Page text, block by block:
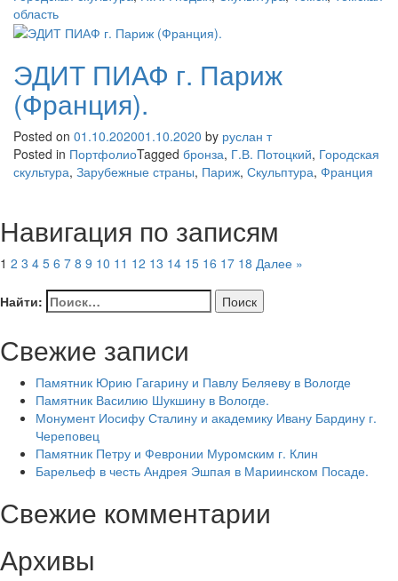
область
ЭДИТ ПИАФ г. Париж
(Франция).
Posted on 01.10.202001.10.2020 by руслан т
Posted in ПортфолиоTagged бронза, Г.В. Потоцкий, Городская
скультура, Зарубежные страны, Париж, Скульптура, Франция
Навигация по записям
1 2 3 4 5 6 7 8 9 10 11 12 13 14 15 16 17 18 Далее »
Найти:
Свежие записи
Памятник Юрию Гагарину и Павлу Беляеву в Вологде
Памятник Василию Шукшину в Вологде.
Монумент Иосифу Сталину и академику Ивану Бардину г.
Череповец
Памятник Петру и Февронии Муромским г. Клин
Барельеф в честь Андрея Эшпая в Мариинском Посаде.
Свежие комментарии
Архивы